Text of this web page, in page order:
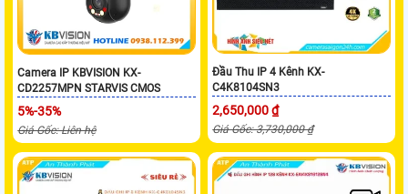
Camera IP KBVISION KX-
CD2257MPN STARVIS CMOS
5%-35%
Giá Gốc: Liên hệ
Đầu Thu IP 4 Kênh KX-
C4K8104SN3
2,650,000 ₫
Giá Gốc: 3,730,000 ₫